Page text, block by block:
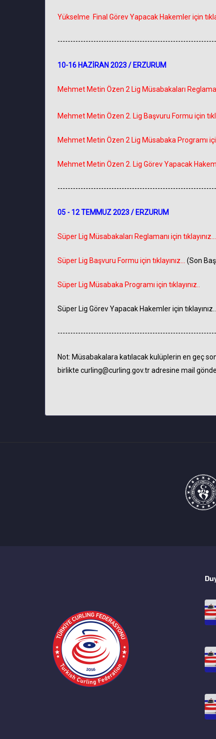
Yükselme Final Görev Yapacak Hakemler için
10-16 HAZİRAN 2023 / ERZURUM
Mehmet Metin Özen 2 Lig Müsabakaları
Mehmet Metin Özen 2. Lig Başvuru Formu için
Mehmet Metin Özen 2 Lig Müsabaka Programı
Mehmet Metin Özen 2. Lig Görev Yapacak
05 - 12 TEMMUZ 2023 / ERZURUM
Süper Lig Müsabakaları Reglamanı için tıklayınız...
Süper Lig Başvuru Formu için tıklayınız... (Son
Süper Lig Müsabaka Programı için tıklayınız..
Süper Lig Görev Yapacak Hakemler için
Not: Müsabakalara katılacak kulüplerin en geç
birlikte curling@curling.gov.tr adresine mail